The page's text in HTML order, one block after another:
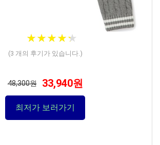
★★★★★
★★★★★
(3 개의 후기가 있습니다.)
48,300원 33,940원
최저가 보러가기